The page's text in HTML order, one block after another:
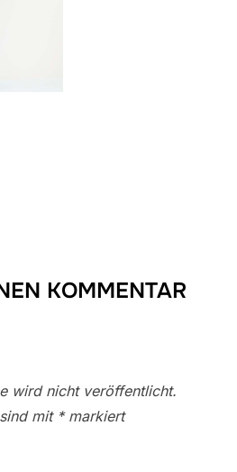
KOMMENTAR
wird nicht veröffentlicht.
mit *markiert